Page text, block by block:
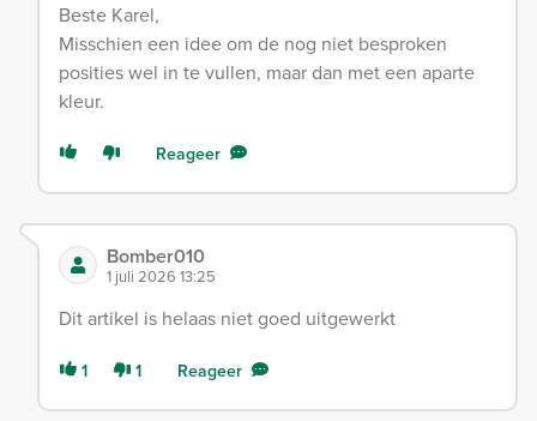
Beste Karel,
Misschien een idee om de nog niet besproken
posities wel in te vullen, maar dan met een aparte
kleur.
Reageer
Bomber010
1 juli 2026 13:25
Dit artikel is helaas niet goed uitgewerkt
1 1 Reageer